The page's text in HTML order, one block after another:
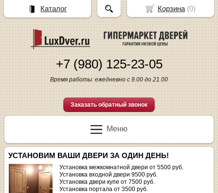
+7 (980) 125-23-05
Время работы: ежедневно с 9.00 до 21.00
Заказать обратный звонок
Меню
УСТАНОВИМ ВАШИ ДВЕРИ ЗА ОДИН ДЕНЬ!
Установка межкомнатной двери от 5500 руб.
Установка входной двери 9500 руб.
Установка двери купе от 7500 руб.
Установка портала от 3500 руб.
Корзина(0)
Каталог